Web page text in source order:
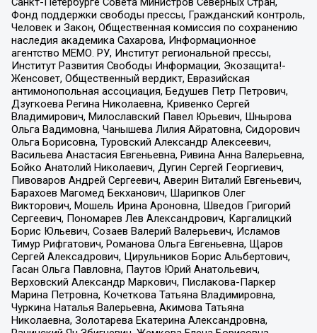
Фонд поддержки свободы прессы, Гражданский контроль,
Человек и Закон, Общественная комиссия по сохранению
наследия академика Сахарова, Информационное
агентство МЕМО. РУ, Институт региональной прессы,
Институт Развития Свободы Информации, Экозащита!-
Женсовет, Общественный вердикт, Евразийская
антимонопольная ассоциация, Бедушев Петр Петрович,
Дзугкоева Регина Николаевна, Кривенко Сергей
Владимирович, Милославский Павел Юрьевич, Шнырова
Ольга Вадимовна, Чанышева Лилия Айратовна, Сидорович
Ольга Борисовна, Туровский Александр Алексеевич,
Васильева Анастасия Евгеньевна, Ривина Анна Валерьевна,
Бойко Анатолий Николаевич, Дугин Сергей Георгиевич,
Пивоваров Андрей Сергеевич, Аверин Виталий Евгеньевич,
Барахоев Магомед Бекханович, Шарипков Олег
Викторович, Мошель Ирина Ароновна, Шведов Григорий
Сергеевич, Пономарев Лев Александрович, Каргалицкий
Борис Юльевич, Созаев Валерий Валерьевич, Исламов
Тимур Рифгатович, Романова Ольга Евгеньевна, Щаров
Сергей Алексадрович, Цирульников Борис Альбертович,
Гасан Ольга Павловна, Паутов Юрий Анатольевич,
Верховский Александр Маркович, Пислакова-Паркер
Марина Петровна, Кочеткова Татьяна Владимировна,
Чуркина Наталья Валерьевна, Акимова Татьяна
Николаевна, Золотарева Екатерина Александровна,